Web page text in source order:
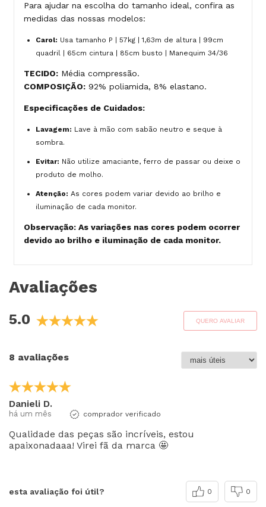
Para ajudar na escolha do tamanho ideal, confira as
medidas das nossas modelos:
Carol: Usa tamanho P | 57kg | 1,63m de altura | 99cm
quadril | 65cm cintura | 85cm busto | Manequim 34/36
TECIDO: Média compressão.
COMPOSIÇÃO: 92% poliamida, 8% elastano.
Especificações de Cuidados:
Lavagem: Lave à mão com sabão neutro e seque à
sombra.
Evitar: Não utilize amaciante, ferro de passar ou deixe o
produto de molho.
Atenção: As cores podem variar devido ao brilho e
iluminação de cada monitor.
Observação: As variações nas cores podem ocorrer
devido ao brilho e iluminação de cada monitor.
Avaliações
5.0 QUERO AVALIAR
8 avaliações
Danieli D.
há um mês comprador verificado
Qualidade das peças são incríveis, estou
apaixonadaaa! Virei fã da marca 🤩
esta avaliação foi útil? 0 0